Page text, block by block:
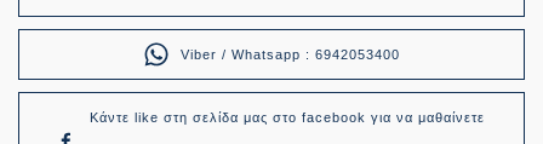
Viber / Whatsapp : 6942053400
Κάντε like στη σελίδα μας στο facebook για να μαθαίνετε